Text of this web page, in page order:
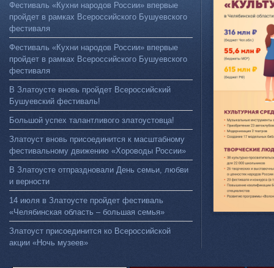
Фестиваль «Кухни народов России» впервые
пройдет в рамках Всероссийского Бушуевского
фестиваля
Фестиваль «Кухни народов России» впервые
пройдет в рамках Всероссийского Бушуевского
фестиваля
В Златоусте вновь пройдет Всероссийский
Бушуевский фестиваль!
Большой успех талантливого златоустовца!
Златоуст вновь присоединится к масштабному
фестивальному движению «Хороводы России»
В Златоусте отпраздновали День семьи, любви
и верности
14 июля в Златоусте пройдет фестиваль
«Челябинская область – большая семья»
Златоуст присоединится ко Всероссийской
акции «Ночь музеев»